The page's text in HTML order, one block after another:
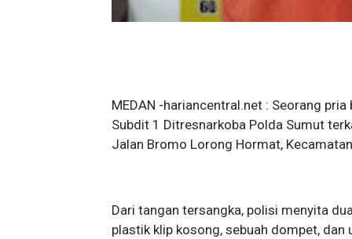
MEDAN -hariancentral.net : Seorang
Subdit 1 Ditresnarkoba Polda Sumut
Jalan Bromo Lorong Hormat,
Dari tangan tersangka, polisi menyita
plastik klip kosong, sebuah dompet, dan